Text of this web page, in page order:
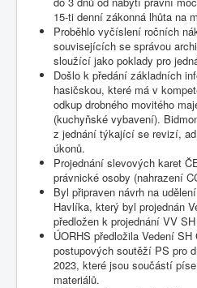
15-ti denní zákonná lhůta na
Proběhlo vyčíslení ročních
souvisejících se správou
sloužící jako poklady pro
Došlo k předání základních
hasičskou, které má v
odkup drobného movitého
(kuchyňské vybavení).
z jednání týkající se revizí,
úkonů.
Projednání slevových karet
právnické osoby (nahrazení
Byl připraven návrh na
Havlíka, který byl projednán
předložen k projednání VV
ÚORHS předložila Vedení
postupových soutěží PS pro
2023, které jsou součástí
materiálů.